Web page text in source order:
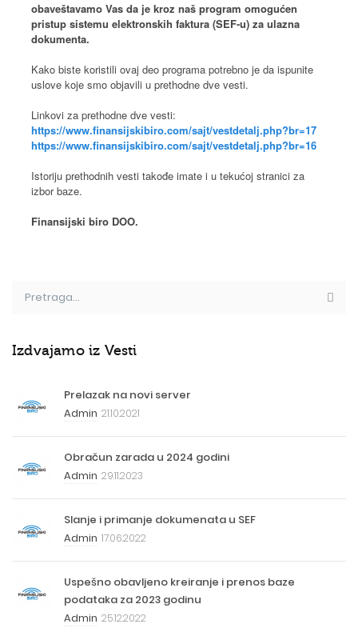
obaveštavamo Vas da je kroz naš program omogućen
pristup sistemu elektronskih faktura (SEF-u) za ulazna
dokumenta.
Kako biste koristili ovaj deo programa potrebno je da ispunite
uslove koje smo objavili u prethodne dve vesti.
Linkovi za prethodne dve vesti:
https://www.finansijskibiro.com/sajt/vestdetalj.php?br=17
https://www.finansijskibiro.com/sajt/vestdetalj.php?br=16
Istoriju prethodnih vesti takođe imate i u tekućoj stranici za
izbor baze.
Finansijski biro DOO.
Izdvajamo iz Vesti
Prelazak na novi server
Admin 21.10.2021
Obračun zarada u 2024 godini
Admin 29.11.2023
Slanje i primanje dokumenata u SEF
Admin 17.06.2022
Uspešno obavljeno kreiranje i prenos baze
podataka za 2023 godinu
Admin 25.12.2022